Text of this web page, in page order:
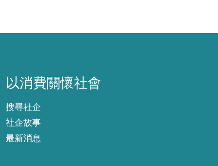
以消費關懷社會
搜尋社企
社企故事
最新消息